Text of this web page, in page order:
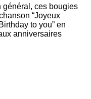
général, ces bougies
“Joyeux
to you” en
anniversaires